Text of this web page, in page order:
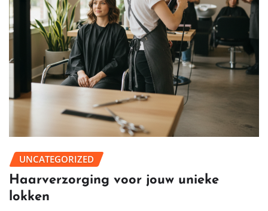
UNCATEGORIZED
Haarverzorging voor jouw unieke
lokken